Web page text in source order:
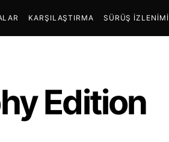
KARŞILAŞTIRMA SÜRÜŞ İZLENIMI
Edition